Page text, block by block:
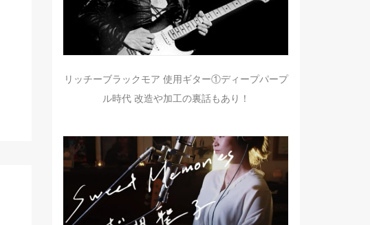
リッチーブラックモア 使用ギター①ディープパープ
ル時代 改造や加工の裏話もあり！